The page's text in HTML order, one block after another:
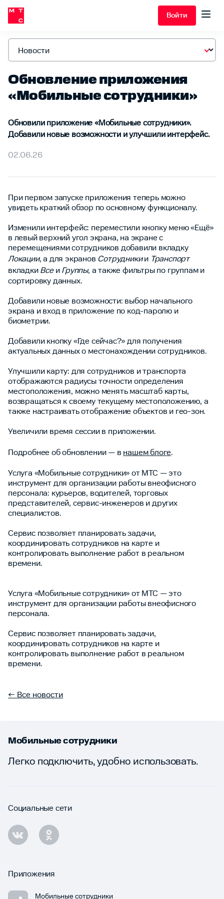
Войти
Обновление приложения
«Мобильные сотрудники»
Обновили приложение «Мобильные сотрудники».
Добавили новые возможности и улучшили интерфейс.
02.06.26
При первом запуске приложения теперь можно
увидеть краткий обзор по основному функционалу.
Изменили интерфейс: переместили кнопку меню «Ещё»
в левый верхний угол экрана, на экране с
перемещениями сотрудников добавили вкладку
Локации, а для экранов Сотрудникии Транспорт
вкладки Всеи Группы, а также фильтры по группам и
сортировку данных.
Добавили новые возможности: выбор начального
экрана и вход в приложение по код-паролю и
биометрии.
Добавили кнопку «Где сейчас?» для получения
актуальных данных о местонахождении сотрудников.
Улучшили карту: для сотрудников и транспорта
отображаются радиусы точности определения
местоположения, можно менять масштаб карты,
возвращаться к своему текущему местоположению, а
также настраивать отображение объектов и гео-зон.
Увеличили время сессии в приложении.
Подробнее об обновлении — в нашем блоге.
Услуга «Мобильные сотрудники» от МТС — это
инструмент для организации работы внеофисного
персонала: курьеров, водителей, торговых
представителей, сервис-инженеров и других
специалистов.
Сервис позволяет планировать задачи,
координировать сотрудников на карте и
контролировать выполнение работ в реальном
времени.
Услуга «Мобильные сотрудники» от МТС — это
инструмент для организации работы внеофисного
персонала.
Сервис позволяет планировать задачи,
координировать сотрудников на карте и
контролировать выполнение работ в реальном
времени.
← Все новости
Мобильные сотрудники
Легко подключить, удобно использовать.
Социальные сети
Приложения
Мобильные сотрудники